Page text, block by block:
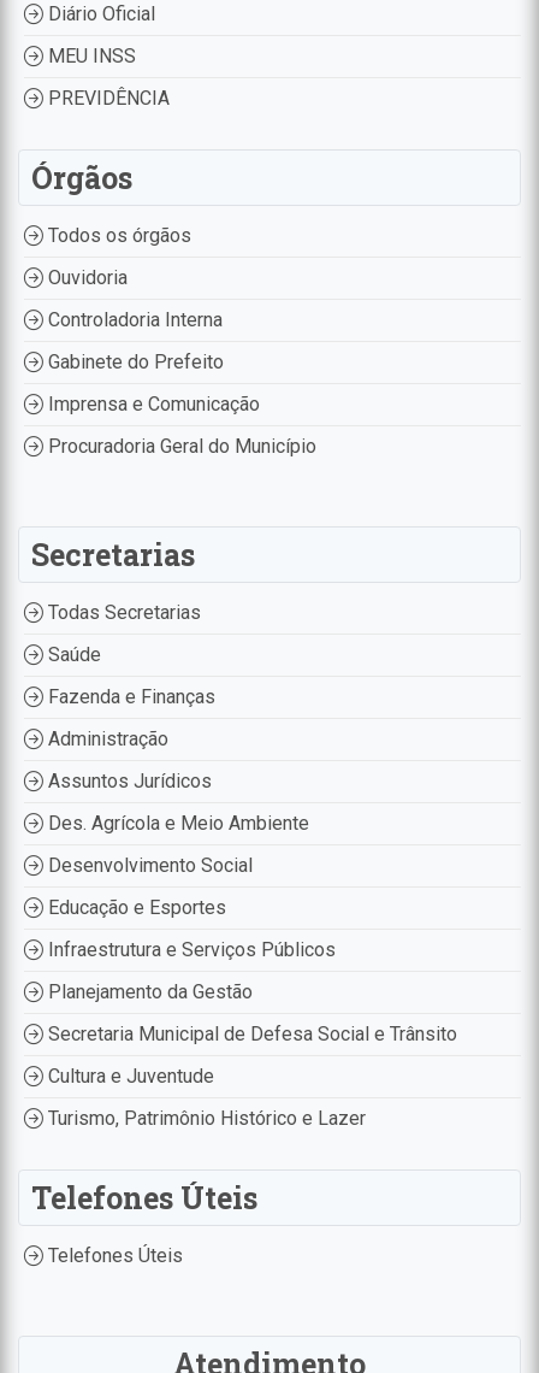
Diário Oficial
MEU INSS
PREVIDÊNCIA
Órgãos
Todos os órgãos
Ouvidoria
Controladoria Interna
Gabinete do Prefeito
Imprensa e Comunicação
Procuradoria Geral do Município
Secretarias
Todas Secretarias
Saúde
Fazenda e Finanças
Administração
Assuntos Jurídicos
Des. Agrícola e Meio Ambiente
Desenvolvimento Social
Educação e Esportes
Infraestrutura e Serviços Públicos
Planejamento da Gestão
Secretaria Municipal de Defesa Social e Trânsito
Cultura e Juventude
Turismo, Patrimônio Histórico e Lazer
Telefones Úteis
Telefones Úteis
Atendimento